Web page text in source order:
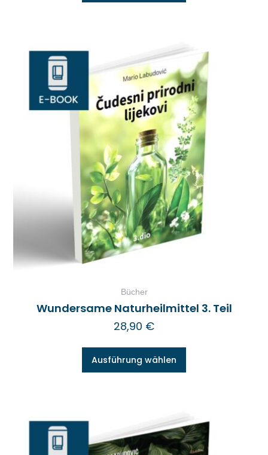
Bücher
Wundersame Naturheilmittel 3. Teil
28,90 €
Ausführung wählen